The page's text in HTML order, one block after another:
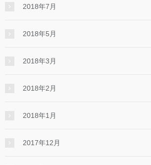
2018年7月
2018年5月
2018年3月
2018年2月
2018年1月
2017年12月